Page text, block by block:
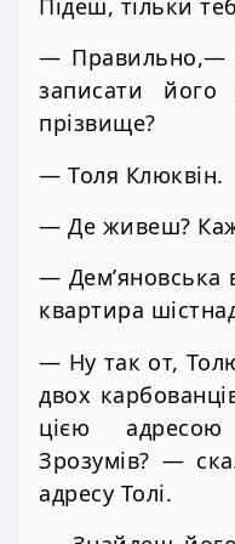
Підеш, тільки
— Правильно,—
записати його
прізвище?
— Толя Клюквін.
— Де живеш?
— Дем’яновська
квартира
— Ну так от,
двох
цією
Зрозумів? —
адресу Толі.